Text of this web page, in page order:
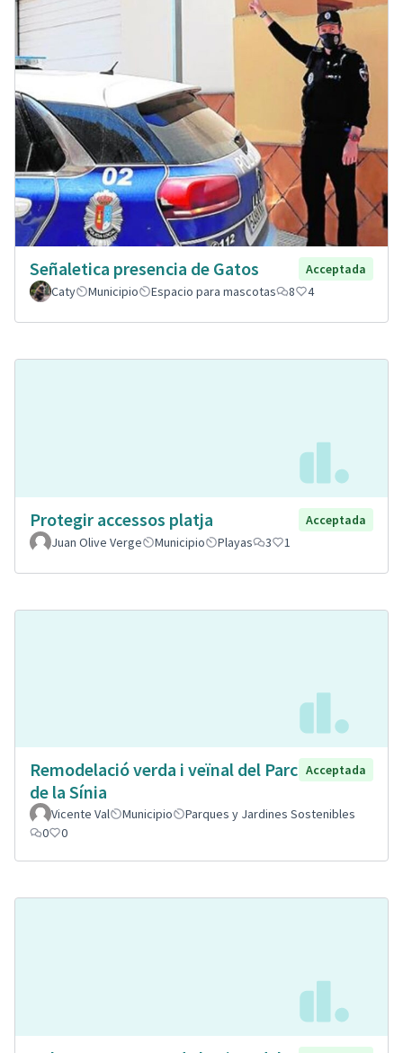
Señaletica presencia de Gatos
Acceptada
Caty
Municipio Espacio para mascotas 8 4
Protegir accessos platja
Acceptada
Juan Olive Verge
Municipio Playas 3 1
Remodelació verda i veïnal del Parc
de la Sínia
Acceptada
Vicente Val Municipio
Parques y Jardines Sostenibles
0
0